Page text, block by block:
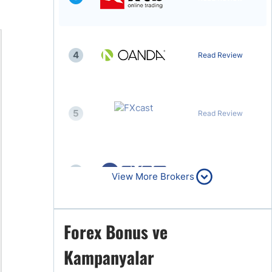
4 Read Review
5 Read Review
Read Review
7
View More Brokers
Forex Bonus ve
Kampanyalar